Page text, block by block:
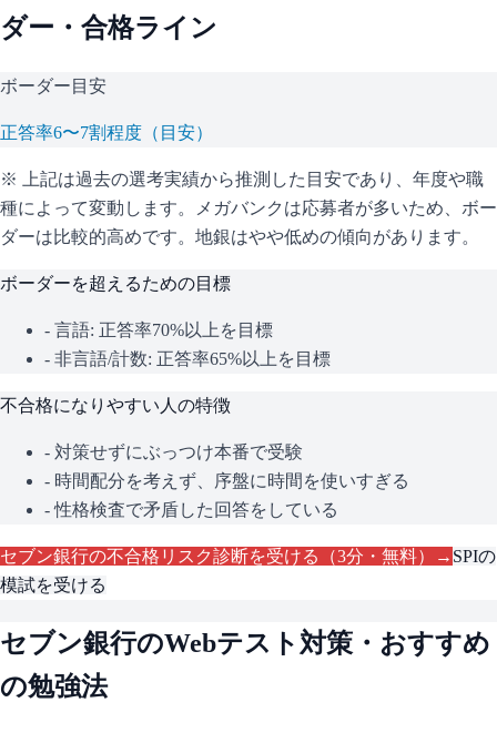
ダー・合格ライン
ボーダー目安
正答率6〜7割程度（目安）
※ 上記は過去の選考実績から推測した目安であり、年度や職
種によって変動します。
メガバンクは応募者が多いため、ボー
ダーは比較的高めです。地銀はやや低めの傾向があります。
ボーダーを超えるための目標
- 言語: 正答率70%以上を目標
- 非言語/計数: 正答率65%以上を目標
不合格になりやすい人の特徴
- 対策せずにぶっつけ本番で受験
- 時間配分を考えず、序盤に時間を使いすぎる
- 性格検査で矛盾した回答をしている
セブン銀行の不合格リスク診断を受ける（3分・無料）→ SPIの
模試を受ける
セブン銀行のWebテスト対策・おすすめ
の勉強法